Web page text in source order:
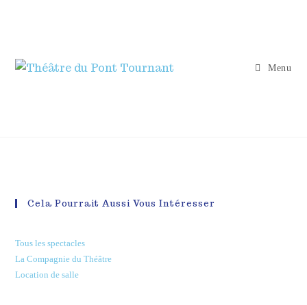
Menu
Cela Pourrait Aussi Vous Intéresser
Tous les spectacles
La Compagnie du Théâtre
Location de salle